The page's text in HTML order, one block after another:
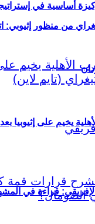
من منظور إثيوبي:
قراءة في
أساسية في
يخيم على إثيوبيا